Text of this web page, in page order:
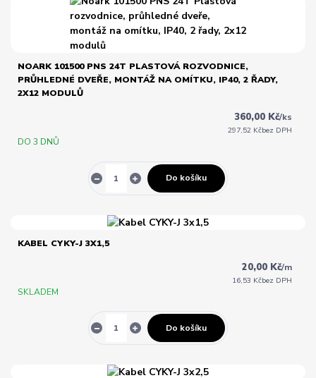
NOARK 101500 PNS 24T PLASTOVÁ ROZVODNICE,
PRŮHLEDNÉ DVEŘE, MONTÁŽ NA OMÍTKU, IP40, 2 ŘADY,
2X12 MODULŮ
360,00 Kč/ks
297,52 Kčbez DPH
DO 3 DNŮ
Do košíku
KABEL CYKY-J 3X1,5
20,00 Kč/m
16,53 Kčbez DPH
SKLADEM
Do košíku